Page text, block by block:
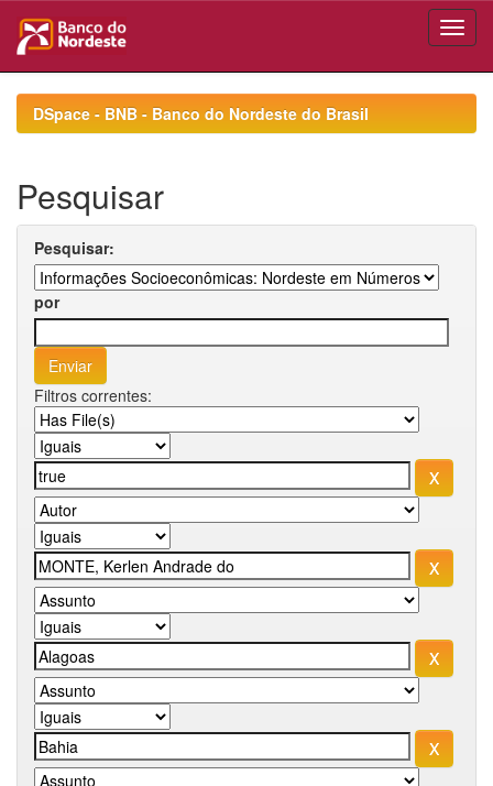
navigationDSpace - BNB - Banco do Nordeste do Brasil
Pesquisar
Pesquisar:
por
Filtros correntes: